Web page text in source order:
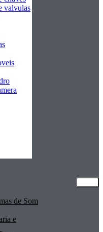
valvulas
de Som
e